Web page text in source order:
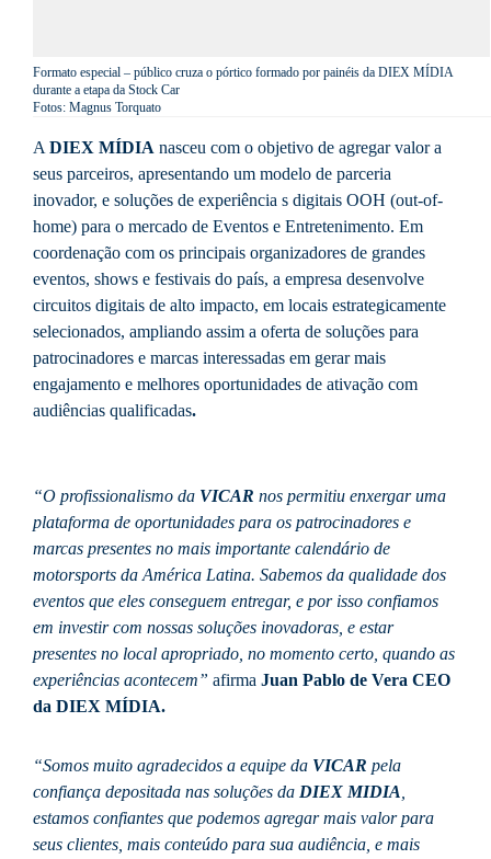
Formato especial – público cruza o pórtico formado por painéis da DIEX MÍDIA
durante a etapa da Stock Car
Fotos: Magnus Torquato
A DIEX MÍDIA nasceu com o objetivo de agregar valor a
seus parceiros, apresentando um modelo de parceria
inovador, e soluções de experiência s digitais OOH (out-of-
home) para o mercado de Eventos e Entretenimento. Em
coordenação com os principais organizadores de grandes
eventos, shows e festivais do país, a empresa desenvolve
circuitos digitais de alto impacto, em locais estrategicamente
selecionados, ampliando assim a oferta de soluções para
patrocinadores e marcas interessadas em gerar mais
engajamento e melhores oportunidades de ativação com
audiências qualificadas.
“O profissionalismo da VICAR nos permitiu enxergar uma
plataforma de oportunidades para os patrocinadores e
marcas presentes no mais importante calendário de
motorsports da América Latina. Sabemos da qualidade dos
eventos que eles conseguem entregar, e por isso confiamos
em investir com nossas soluções inovadoras, e estar
presentes no local apropriado, no momento certo, quando as
experiências acontecem” afirma Juan Pablo de Vera CEO
da DIEX MÍDIA.
“Somos muito agradecidos a equipe da VICAR pela
confiança depositada nas soluções da DIEX MIDIA
estamos confiantes que podemos agregar mais valor para
seus clientes, mais conteúdo para sua audiência, e mais